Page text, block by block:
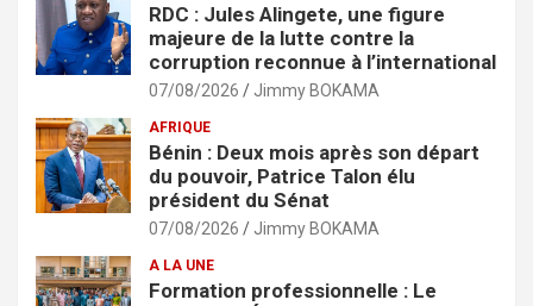
RDC : Jules Alingete, une figure
majeure de la lutte contre la
corruption reconnue à l’international
07/08/2026 Jimmy BOKAMA
AFRIQUE
Bénin : Deux mois après son départ
du pouvoir, Patrice Talon élu
président du Sénat
07/08/2026 Jimmy BOKAMA
A LA UNE
Formation professionnelle : Le